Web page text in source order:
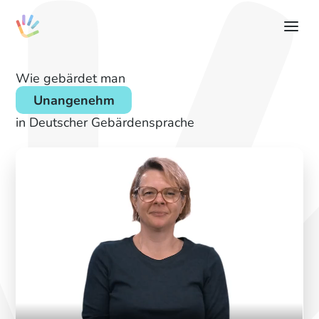
Wie gebärdet man
Unangenehm
in Deutscher Gebärdensprache